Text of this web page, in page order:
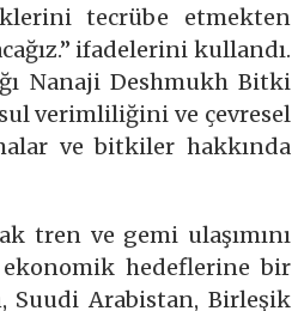
tecrübe etmekten
ifadelerini kullandı.
Nanaji Deshmukh Bitki
verimliliğini ve çevresel
ve bitkiler hakkında
tren ve gemi ulaşımını
hedeflerine bir
Suudi Arabistan, Birleşik